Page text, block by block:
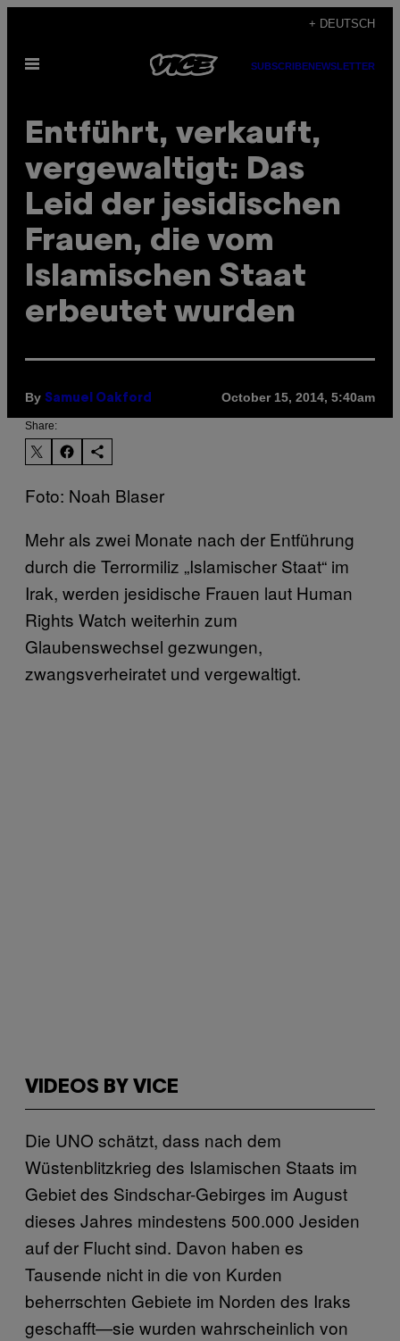
content
+ DEUTSCH
Open
SUBSCRIBENEWSLETTER
Entführt, verkauft,
vergewaltigt: Das
Leid der jesidischen
Frauen, die vom
Islamischen Staat
erbeutet wurden
By Samuel Oakford October 15, 2014, 5:40am
Share:
Foto: Noah Blaser
Mehr als zwei Monate nach der Entführung
durch die Terrormiliz „Islamischer Staat“ im
Irak, werden jesidische Frauen laut Human
Rights Watch weiterhin zum
Glaubenswechsel gezwungen,
zwangsverheiratet und vergewaltigt.
VIDEOS BY VICE
Die UNO schätzt, dass nach dem
Wüstenblitzkrieg des Islamischen Staats im
Gebiet des Sindschar-Gebirges im August
dieses Jahres mindestens 500.000 Jesiden
auf der Flucht sind. Davon haben es
Tausende nicht in die von Kurden
beherrschten Gebiete im Norden des Iraks
geschafft—sie wurden wahrscheinlich von